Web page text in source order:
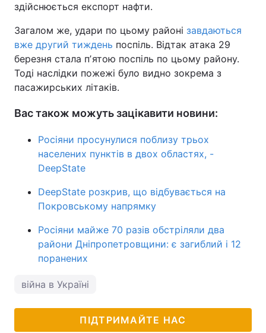
здійснюється експорт нафти.
Загалом же, удари по цьому районі завдаються
вже другий тиждень поспіль. Відтак атака 29
березня стала пʼятою поспіль по цьому району.
Тоді наслідки пожежі було видно зокрема з
пасажирських літаків.
Вас також можуть зацікавити новини:
Росіяни просунулися поблизу трьох
населених пунктів в двох областях, -
DeepState
DeepState розкрив, що відбувається на
Покровському напрямку
Росіяни майже 70 разів обстріляли два
райони Дніпропетровщини: є загиблий і 12
поранених
війна в Україні
ПІДТРИМАЙТЕ НАС